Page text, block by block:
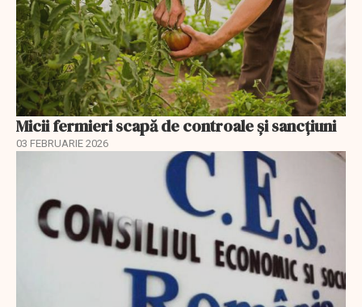
Micii fermieri scapă de controale și sancțiuni
03 FEBRUARIE 2026